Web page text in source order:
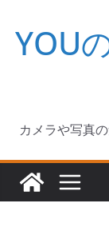
キ
YOU
カメラや写真